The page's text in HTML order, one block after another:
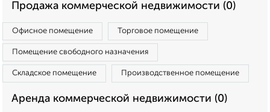
Продажа коммерческой недвижимости (0)
Офисное помещение Торговое помещение
Помещение свободного назначения
Складское помещение Производственное помещение
Аренда коммерческой недвижимости (0)